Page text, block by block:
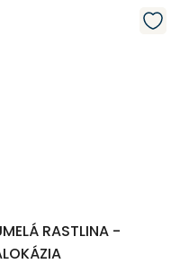
RASTLINA -